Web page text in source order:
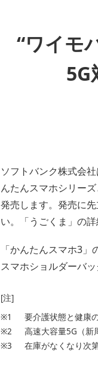
“ワイモ
5G
ソフトバンク株式会
んたんスマホシリー
発売します。発売に
い。「うごくま」の詳
「かんたんスマホ3
スマホショルダーバ
[注]
※1
要介護状態と健康
※2
高速大容量5G（新
※3
在庫がなくなり次